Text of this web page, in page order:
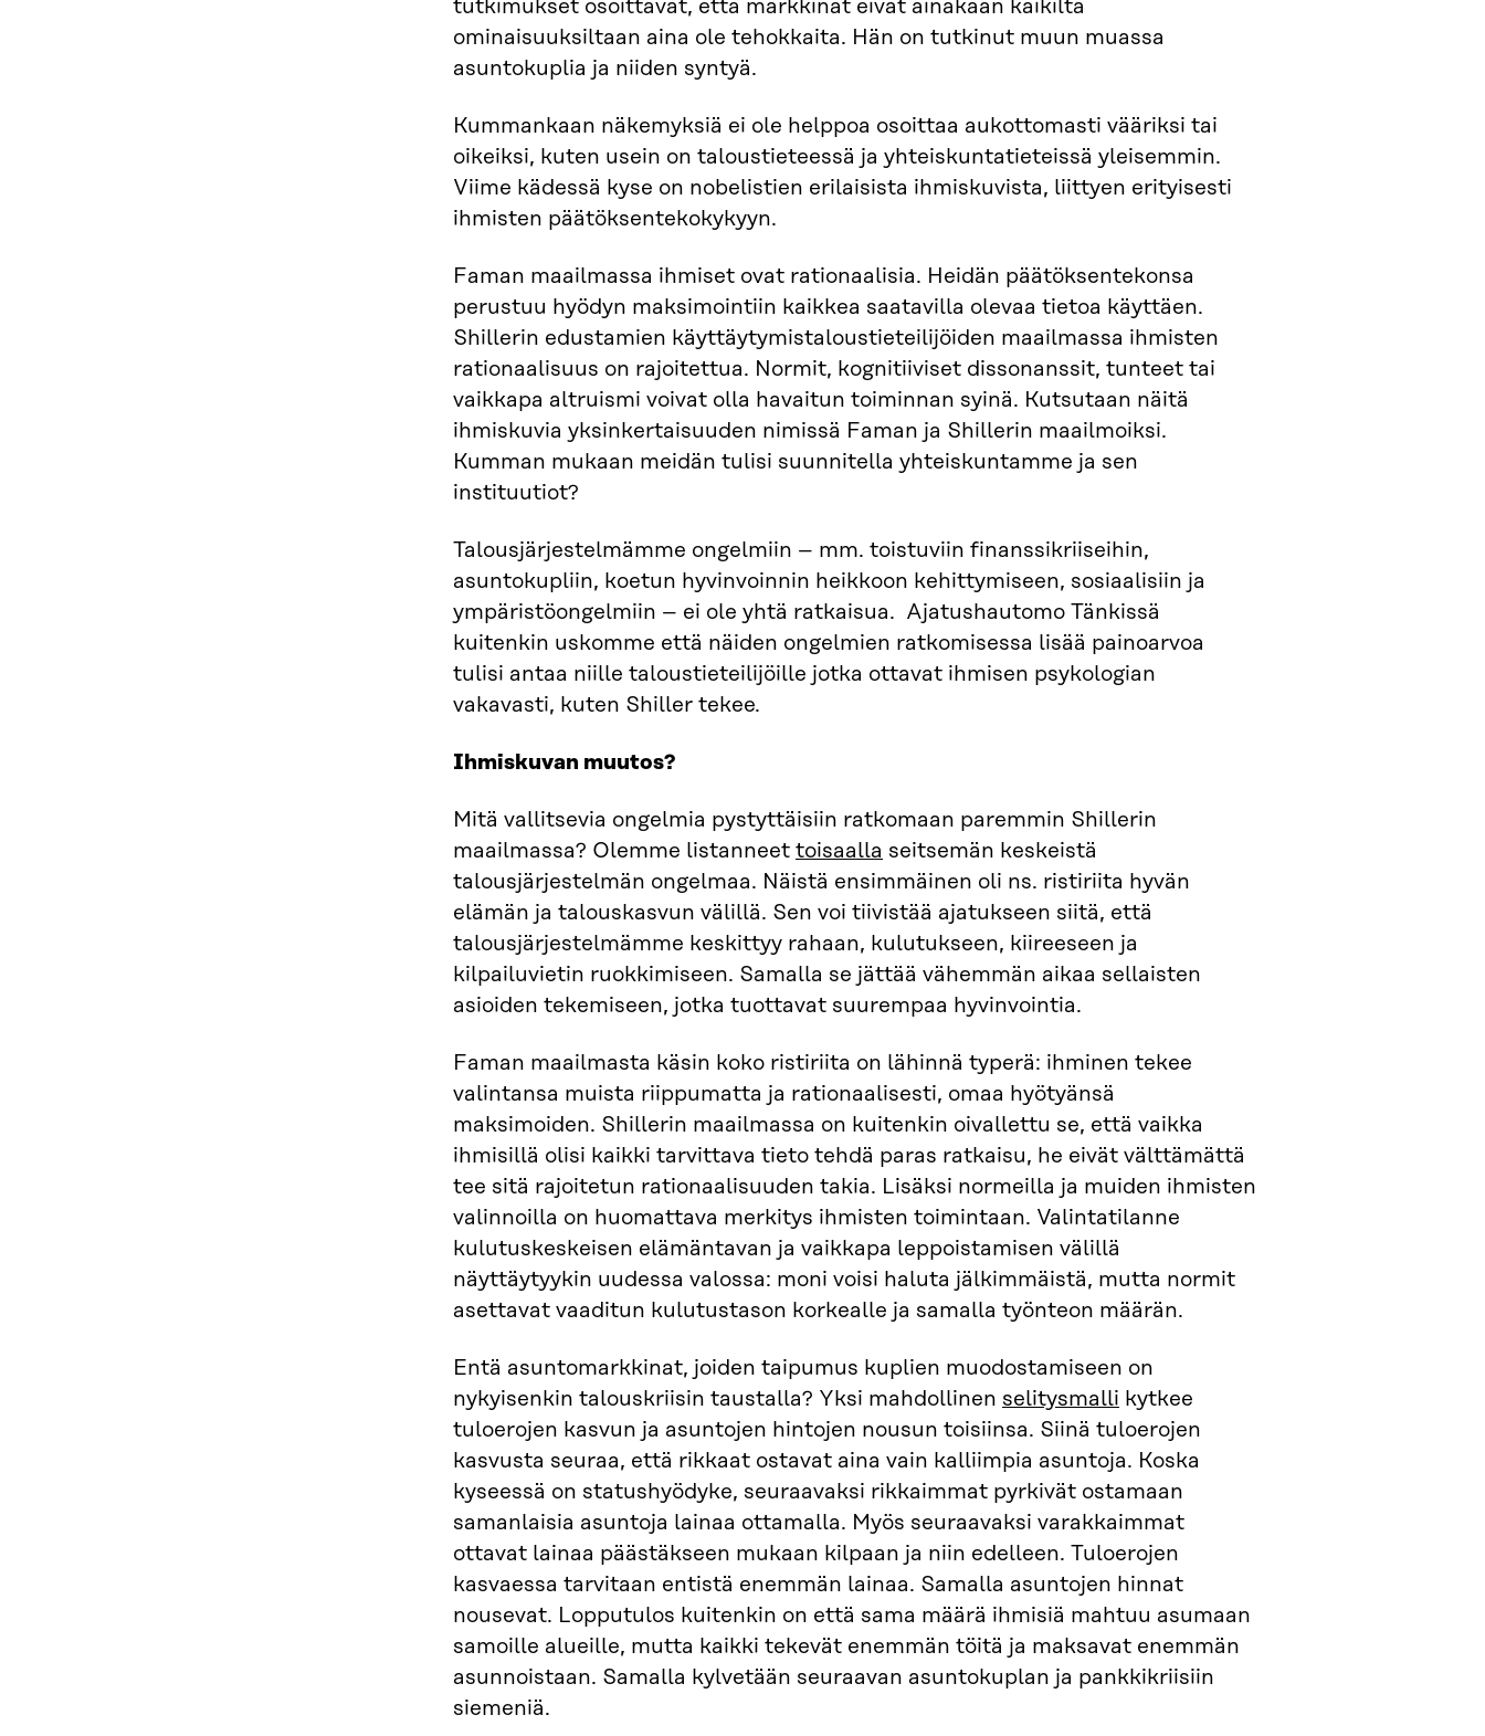
tutkimukset osoittavat, että markkinat eivät ainakaan kaikilta
ominaisuuksiltaan aina ole tehokkaita. Hän on tutkinut muun muassa
asuntokuplia ja niiden syntyä.
Kummankaan näkemyksiä ei ole helppoa osoittaa aukottomasti vääriksi tai
oikeiksi, kuten usein on taloustieteessä ja yhteiskuntatieteissä yleisemmin.
Viime kädessä kyse on nobelistien erilaisista ihmiskuvista, liittyen erityisesti
ihmisten päätöksentekokykyyn.
Faman maailmassa ihmiset ovat rationaalisia. Heidän päätöksentekonsa
perustuu hyödyn maksimointiin kaikkea saatavilla olevaa tietoa käyttäen.
Shillerin edustamien käyttäytymistaloustieteilijöiden maailmassa ihmisten
rationaalisuus on rajoitettua. Normit, kognitiiviset dissonanssit, tunteet tai
vaikkapa altruismi voivat olla havaitun toiminnan syinä. Kutsutaan näitä
ihmiskuvia yksinkertaisuuden nimissä Faman ja Shillerin maailmoiksi.
Kumman mukaan meidän tulisi suunnitella yhteiskuntamme ja sen
instituutiot?
Talousjärjestelmämme ongelmiin – mm. toistuviin finanssikriiseihin,
asuntokupliin, koetun hyvinvoinnin heikkoon kehittymiseen, sosiaalisiin ja
ympäristöongelmiin – ei ole yhtä ratkaisua. Ajatushautomo Tänkissä
kuitenkin uskomme että näiden ongelmien ratkomisessa lisää painoarvoa
tulisi antaa niille taloustieteilijöille jotka ottavat ihmisen psykologian
vakavasti, kuten Shiller tekee.
Ihmiskuvan muutos?
Mitä vallitsevia ongelmia pystyttäisiin ratkomaan paremmin Shillerin
maailmassa? Olemme listanneet toisaalla seitsemän keskeistä
talousjärjestelmän ongelmaa. Näistä ensimmäinen oli ns. ristiriita hyvän
elämän ja talouskasvun välillä. Sen voi tiivistää ajatukseen siitä, että
talousjärjestelmämme keskittyy rahaan, kulutukseen, kiireeseen ja
kilpailuvietin ruokkimiseen. Samalla se jättää vähemmän aikaa sellaisten
asioiden tekemiseen, jotka tuottavat suurempaa hyvinvointia.
Faman maailmasta käsin koko ristiriita on lähinnä typerä: ihminen tekee
valintansa muista riippumatta ja rationaalisesti, omaa hyötyänsä
maksimoiden. Shillerin maailmassa on kuitenkin oivallettu se, että vaikka
ihmisillä olisi kaikki tarvittava tieto tehdä paras ratkaisu, he eivät välttämättä
tee sitä rajoitetun rationaalisuuden takia. Lisäksi normeilla ja muiden ihmisten
valinnoilla on huomattava merkitys ihmisten toimintaan. Valintatilanne
kulutuskeskeisen elämäntavan ja vaikkapa leppoistamisen välillä
näyttäytyykin uudessa valossa: moni voisi haluta jälkimmäistä, mutta normit
asettavat vaaditun kulutustason korkealle ja samalla työnteon määrän.
Entä asuntomarkkinat, joiden taipumus kuplien muodostamiseen on
nykyisenkin talouskriisin taustalla? Yksi mahdollinen selitysmalli kytkee
tuloerojen kasvun ja asuntojen hintojen nousun toisiinsa. Siinä tuloerojen
kasvusta seuraa, että rikkaat ostavat aina vain kalliimpia asuntoja. Koska
kyseessä on statushyödyke, seuraavaksi rikkaimmat pyrkivät ostamaan
samanlaisia asuntoja lainaa ottamalla. Myös seuraavaksi varakkaimmat
ottavat lainaa päästäkseen mukaan kilpaan ja niin edelleen. Tuloerojen
kasvaessa tarvitaan entistä enemmän lainaa. Samalla asuntojen hinnat
nousevat. Lopputulos kuitenkin on että sama määrä ihmisiä mahtuu asumaan
samoille alueille, mutta kaikki tekevät enemmän töitä ja maksavat enemmän
asunnoistaan. Samalla kylvetään seuraavan asuntokuplan ja pankkikriisiin
siemeniä.